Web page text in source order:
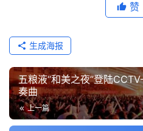
赞
生成海报
五粮液“和美之夜”登陆
奏曲
上一篇